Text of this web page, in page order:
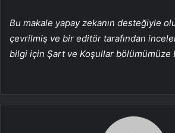
Bu makale yapay zekanın desteğiyle
çevrilmiş ve bir editör tarafından
bilgi için Şart ve Koşullar bölümümüze